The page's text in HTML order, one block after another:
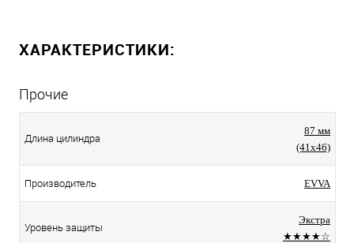
ХАРАКТЕРИСТИКИ:
Прочие
Длина цилиндра
87 мм
(41x46)
Производитель EVVA
Уровень защиты
Экстра
★★★★☆